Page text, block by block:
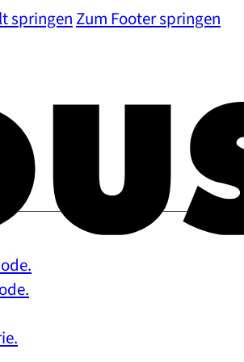
springen Zum Footer springen